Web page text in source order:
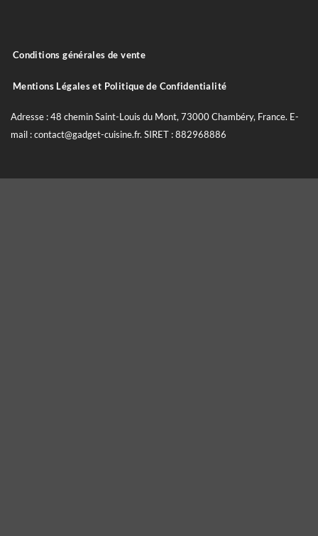
Conditions générales de vente
Mentions Légales et Politique de Confidentialité
Adresse : 48 chemin Saint-Louis du Mont, 73000 Chambéry, France. E-
mail : contact@gadget-cuisine.fr. SIRET : 882968886